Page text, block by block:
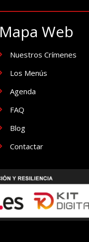
Mapa Web
Nuestros Crímenes
Los Menús
Agenda
FAQ
Blog
Contactar